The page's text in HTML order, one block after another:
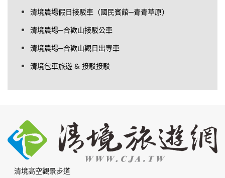
清境農場假日接駁車（國民賓館─青青草原）
清境農場─合歡山接駁公車
清境農場─合歡山觀日出專車
清境包車旅遊 & 接駁接駁
清境高空觀景步道